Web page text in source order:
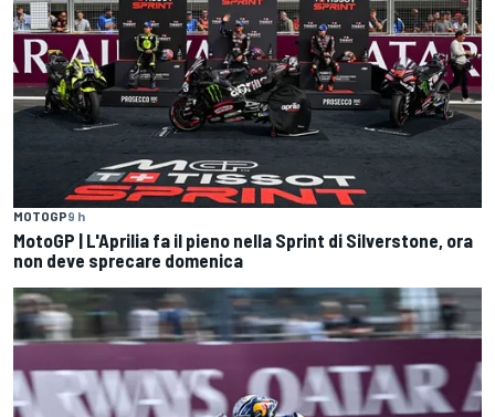
MOTOGP9 h
MotoGP | L'Aprilia fa il pieno nella Sprint di Silverstone, ora
non deve sprecare domenica